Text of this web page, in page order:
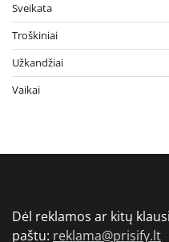
Sveikata
Troškiniai
Užkandžiai
Vaikai
Dėl reklamos ar kitų
paštu: reklama@prisify.lt